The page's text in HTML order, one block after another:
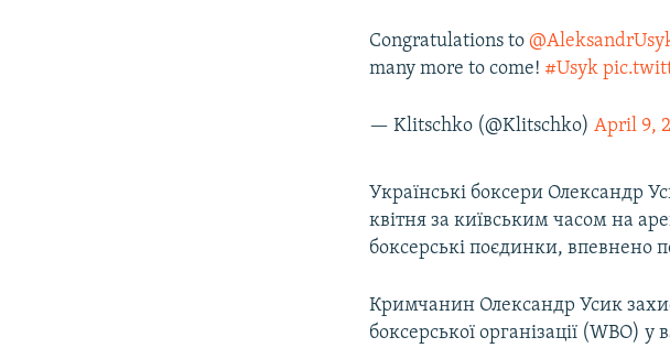
Congratulations to
many more to come! #Usyk
— Klitschko (@Klitschko)April 9,
Українські боксери Олександр
квітня за київським часом на
боксерські поєдинки, впевнено
Кримчанин Олександр Усик
боксерської організації (WBO) у